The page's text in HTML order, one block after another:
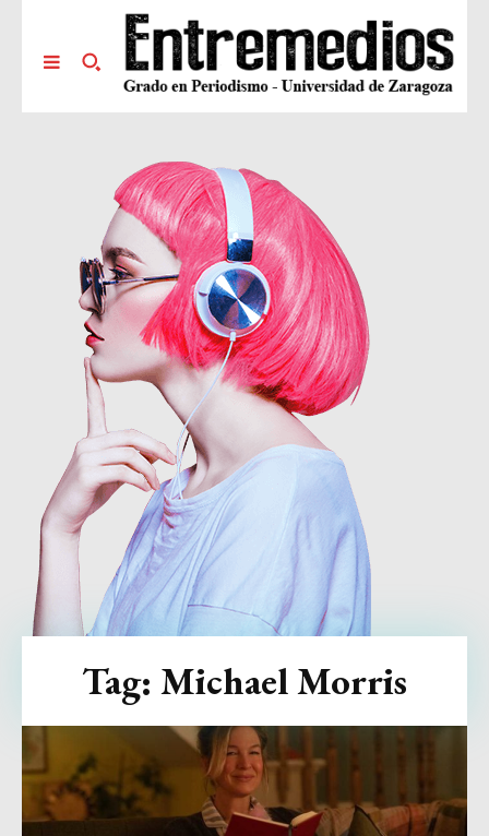
Tag: Michael Morris